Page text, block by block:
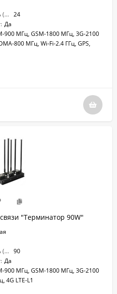
Общая выходная мощность (Вт): 24
Да
900 МГц, GSM-1800 МГц, 3G-2100
800 МГц, Wi-Fi-2.4 ГГц, GPS,
"Терминатор 90W"
Общая выходная мощность (Вт): 90
Да
900 МГц, GSM-1800 МГц, 3G-2100
4G LTE-L1